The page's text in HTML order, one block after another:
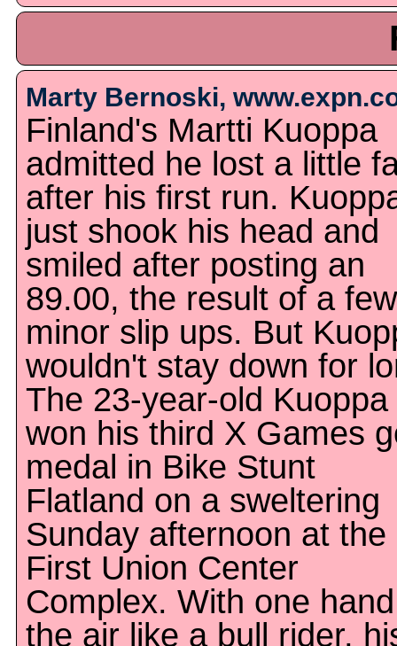
Marty Bernoski,
Finland's Martti Kuoppa
admitted he lost a little
after his first run.
just shook his head and
smiled after posting an
89.00, the result of a few
minor slip ups. But
wouldn't stay down for
The 23-year-old Kuoppa
won his third X Games
medal in Bike Stunt
Flatland on a sweltering
Sunday afternoon at the
First Union Center
Complex. With one
the air like a bull rider,